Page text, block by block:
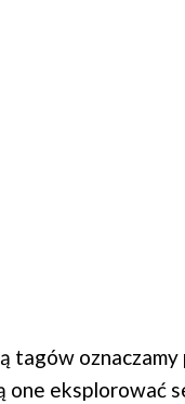
tagów
one eksplorować